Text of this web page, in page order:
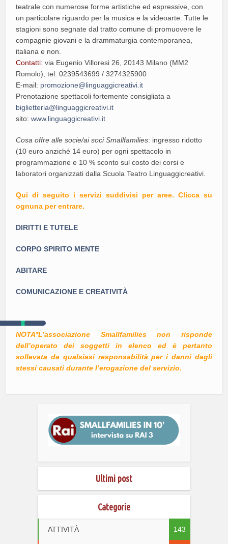
teatrale con numerose forme artistiche ed espressive, con
un particolare riguardo per la musica e la videoarte. Tutte le
stagioni sono segnate dal tratto comune di promuovere le
compagnie giovani e la drammaturgia contemporanea,
italiana e non.
Contatti: via Eugenio Villoresi 26, 20143 Milano (MM2
Romolo), tel. 0239543699 / 3274325900
E-mail: promozione@linguaggicreativi.it
Prenotazione spettacoli fortemente consigliata a
biglietteria@linguaggicreativi.it
sito:www.linguaggicreativi.it
Cosa offre alle socie/ai soci Smallfamilies: ingresso ridotto
(10 euro anziché 14 euro) per ogni spettacolo in
programmazione e 10 % sconto sul costo dei corsi e
laboratori organizzati dalla Scuola Teatro Linguaggicreativi.
Qui di seguito i servizi suddivisi per aree. Clicca su
ognuna per entrare.
DIRITTI E TUTELE
CORPO SPIRITO MENTE
ABITARE
COMUNICAZIONE E CREATIVITÀ
NOTA*L’associazione Smallfamilies non risponde
dell’operato dei soggetti in elenco ed è pertanto
sollevata da qualsiasi responsabilità per i danni dagli
stessi causati durante l’erogazione del servizio.
Ultimi post
Categorie
ATTIVITÀ 143